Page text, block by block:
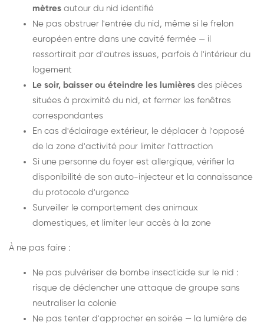
mètres autour du nid identifié
Ne pas obstruer l'entrée du nid, même si le frelon
européen entre dans une cavité fermée — il
ressortirait par d'autres issues, parfois à l'intérieur du
logement
Le soir, baisser ou éteindre les lumières des pièces
situées à proximité du nid, et fermer les fenêtres
correspondantes
En cas d'éclairage extérieur, le déplacer à l'opposé
de la zone d'activité pour limiter l'attraction
Si une personne du foyer est allergique, vérifier la
disponibilité de son auto-injecteur et la connaissance
du protocole d'urgence
Surveiller le comportement des animaux
domestiques, et limiter leur accès à la zone
À ne pas faire :
Ne pas pulvériser de bombe insecticide sur le nid :
risque de déclencher une attaque de groupe sans
neutraliser la colonie
Ne pas tenter d'approcher en soirée — la lumière de